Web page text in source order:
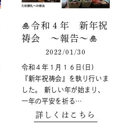
🎍令和４年 新年祝
祷会 ～報告～🎍
2022/01/30
令和４年１月１６日(日)
『新年祝祷会』を執り行いま
した。 新しい年が始まり、
一年の平安を祈る…
詳しくはこちら